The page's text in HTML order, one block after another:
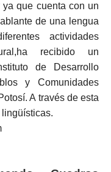
que cuenta con un
de una lengua
actividades
recibido un
de Desarrollo
y Comunidades
A través de esta